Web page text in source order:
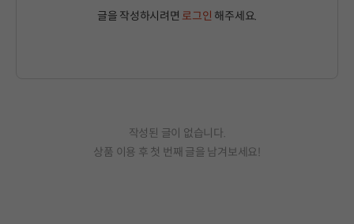
글을 작성하시려면 로그인 해주세요.
작성된 글이 없습니다.
상품 이용 후 첫 번째 글을 남겨보세요!